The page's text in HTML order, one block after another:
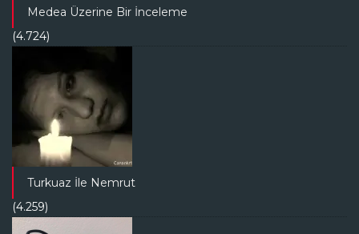
Medea Üzerine Bir İnceleme
(4.724)
Turkuaz İle Nemrut
(4.259)